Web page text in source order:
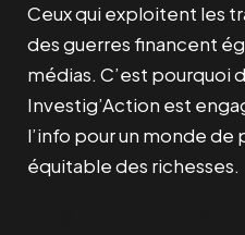
Ceux qui exploitent les
des guerres financent
médias. C’est pourquoi
Investig’Action est
l’info pour un monde
équitable des richesses.